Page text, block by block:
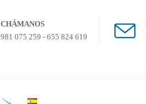
CHÁMANOS
981 075 259 - 655 824 619